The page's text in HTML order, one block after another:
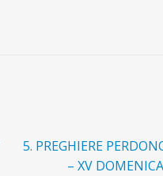
Articolo
successivo:
5. PREGHIERE
– XV